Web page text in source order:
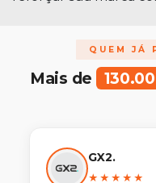
QUEM JÁ
Mais de
GX2.
★★★★★